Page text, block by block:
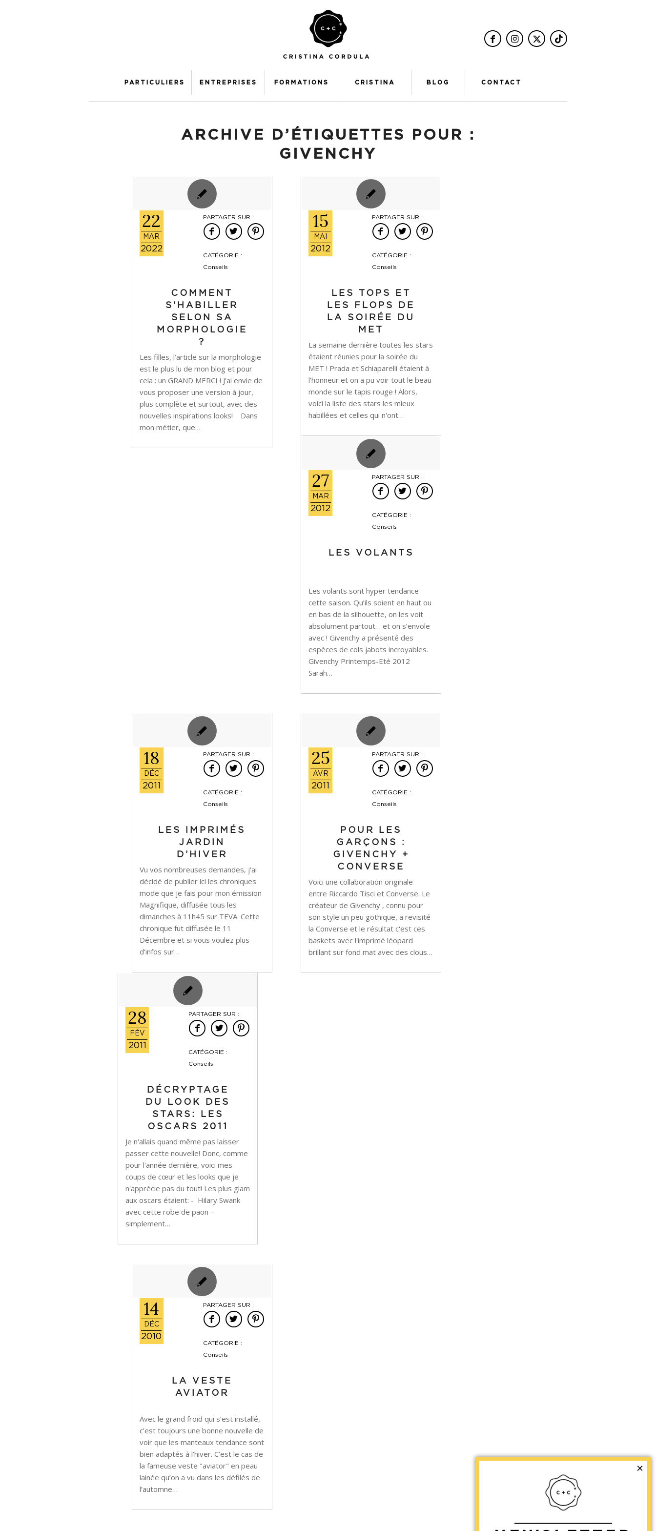
PARTICULIERS ENTREPRISES FORMATIONS CRISTINA BLOG CONTACT
ARCHIVE D’ÉTIQUETTES POUR :
GIVENCHY
22
MAR
2022
PARTAGER SUR :
CATÉGORIE :
Conseils
COMMENT
S'HABILLER
SELON SA
MORPHOLOGIE
?
Les filles, l’article sur la morphologie
est le plus lu de mon blog et pour
cela : un GRAND MERCI ! J’ai envie de
vous proposer une version à jour,
plus complète et surtout, avec des
nouvelles inspirations looks! Dans
mon métier, que…
15
MAI
2012
PARTAGER SUR :
CATÉGORIE :
Conseils
LES TOPS ET
LES FLOPS DE
LA SOIRÉE DU
MET
La semaine dernière toutes les stars
étaient réunies pour la soirée du
MET ! Prada et Schiaparelli étaient à
l'honneur et on a pu voir tout le beau
monde sur le tapis rouge ! Alors,
voici la liste des stars les mieux
habillées et celles qui n'ont…
27
MAR
2012
PARTAGER SUR :
CATÉGORIE :
Conseils
LES VOLANTS
Les volants sont hyper tendance
cette saison. Qu’ils soient en haut ou
en bas de la silhouette, on les voit
absolument partout… et on s’envole
avec ! Givenchy a présenté des
espèces de cols jabots incroyables.
Givenchy Printemps-Eté 2012
Sarah…
18
DÉC
2011
PARTAGER SUR :
CATÉGORIE :
Conseils
LES IMPRIMÉS
JARDIN
D’HIVER
Vu vos nombreuses demandes, j'ai
décidé de publier ici les chroniques
mode que je fais pour mon émission
Magnifique, diffusée tous les
dimanches à 11h45 sur TEVA. Cette
chronique fut diffusée le 11
Décembre et si vous voulez plus
d'infos sur…
25
AVR
2011
PARTAGER SUR :
CATÉGORIE :
Conseils
POUR LES
GARÇONS :
GIVENCHY +
CONVERSE
Voici une collaboration originale
entre Riccardo Tisci et Converse. Le
créateur de Givenchy , connu pour
son style un peu gothique, a revisité
la Converse et le résultat c'est ces
baskets avec l'imprimé léopard
brillant sur fond mat avec des clous…
28
FÉV
2011
PARTAGER SUR :
CATÉGORIE :
Conseils
DÉCRYPTAGE
DU LOOK DES
STARS: LES
OSCARS 2011
Je n'allais quand même pas laisser
passer cette nouvelle! Donc, comme
pour l'année dernière, voici mes
coups de cœur et les looks que je
n'apprécie pas du tout! Les plus glam
aux oscars étaient: - Hilary Swank
avec cette robe de paon -
simplement…
14
DÉC
2010
PARTAGER SUR :
CATÉGORIE :
Conseils
LA VESTE
AVIATOR
Avec le grand froid qui s’est installé,
c’est toujours une bonne nouvelle de
voir que les manteaux tendance sont
bien adaptés à l’hiver. C’est le cas de
la fameuse veste "aviator" en peau
lainée qu’on a vu dans les défilés de
l’automne…